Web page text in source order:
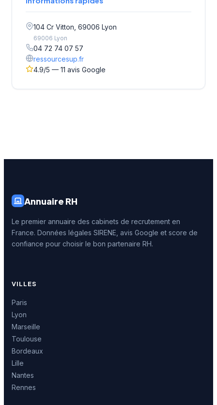
104 Cr Vitton, 69006 Lyon
69006 Lyon
04 72 74 07 57
ressourcesup.fr
4.9/5 — 11 avis Google
Annuaire RH
Le premier annuaire des cabinets de recrutement en
France. Données légales SIRENE, avis Google et score de
confiance pour choisir le bon partenaire RH.
VILLES
Paris
Lyon
Marseille
Toulouse
Bordeaux
Lille
Nantes
Rennes